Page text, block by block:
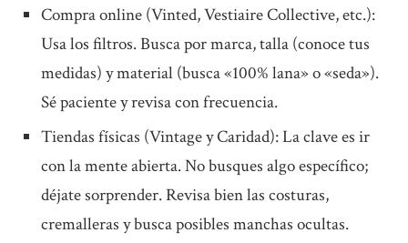
Compra online (Vinted, Vestiaire Collective, etc.):
Usa los filtros. Busca por marca, talla (conoce tus
medidas) y material (busca «100% lana» o «seda»).
Sé paciente y revisa con frecuencia.
Tiendas físicas (Vintage y Caridad): La clave es ir
con la mente abierta. No busques algo específico;
déjate sorprender. Revisa bien las costuras,
cremalleras y busca posibles manchas ocultas.